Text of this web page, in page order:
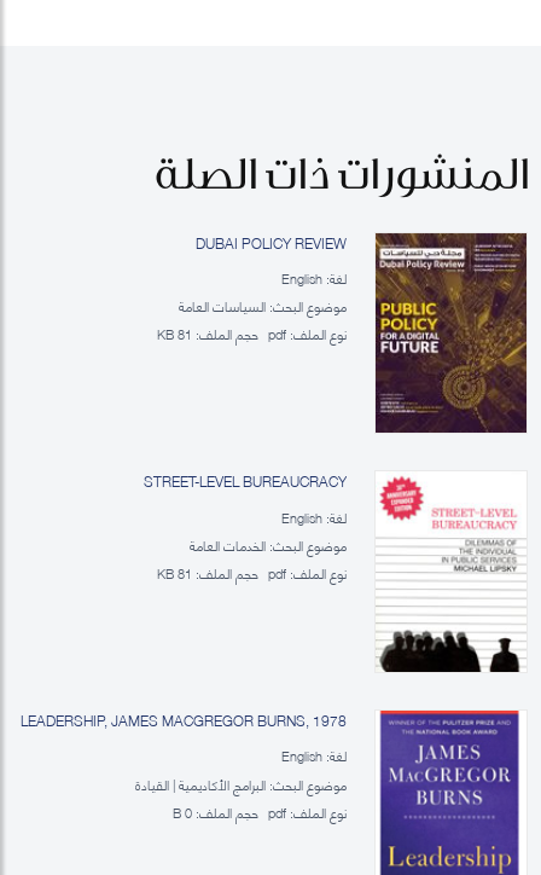
المنشورات ذات الصلة
DUBAI POLICY REVIEW
لغة: English
موضوع البحث: السياسات العامة
نوع الملف:
حجم الملف:
STREET-LEVEL BUREAUCRACY
لغة: English
موضوع البحث: الخدمات العامة
نوع الملف:
حجم الملف:
LEADERSHIP, JAMES MACGREGOR BURNS, 1978
لغة: English
موضوع البحث: البرامج الأكاديمية | القيادة
نوع الملف:
حجم الملف: